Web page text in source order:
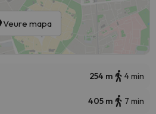
Veure mapa
254 m 4 min
405 m 7 min